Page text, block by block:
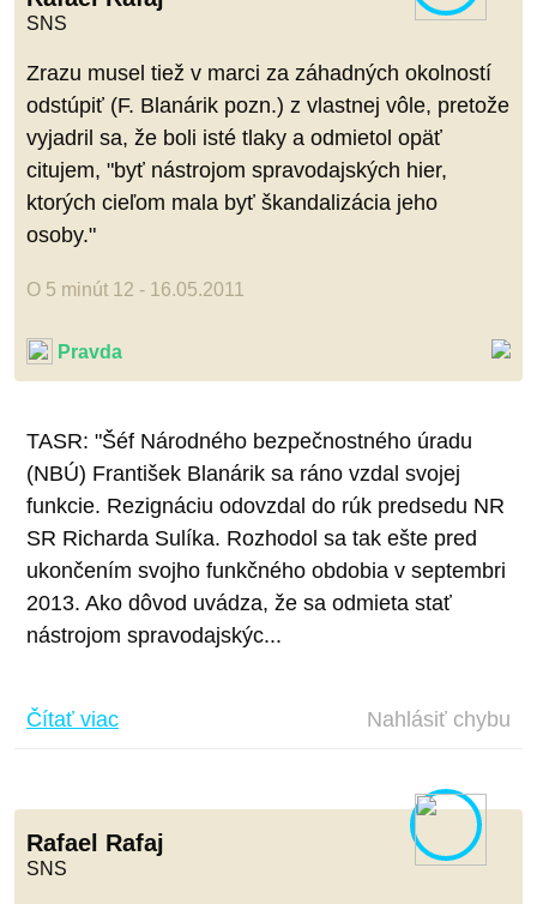
SNS
Zrazu musel tiež v marci za záhadných okolností
odstúpiť (F. Blanárik pozn.) z vlastnej vôle, pretože
vyjadril sa, že boli isté tlaky a odmietol opäť
citujem, "byť nástrojom spravodajských hier,
ktorých cieľom mala byť škandalizácia jeho
osoby."
O 5 minút 12 - 16.05.2011
Pravda
TASR: "Šéf Národného bezpečnostného úradu
(NBÚ) František Blanárik sa ráno vzdal svojej
funkcie. Rezignáciu odovzdal do rúk predsedu NR
SR Richarda Sulíka. Rozhodol sa tak ešte pred
ukončením svojho funkčného obdobia v septembri
2013. Ako dôvod uvádza, že sa odmieta stať
nástrojom spravodajskýc...
Čítať viac Nahlásiť chybu
Rafael Rafaj
SNS